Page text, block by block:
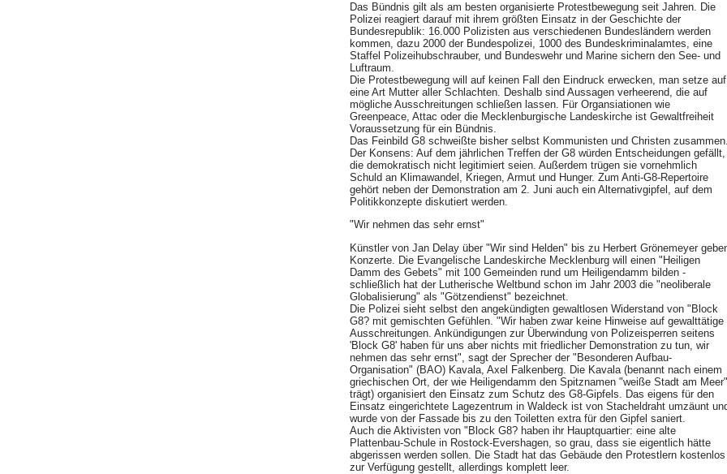
Das Bündnis gilt als am besten organisierte Protestbewegung seit Jahren. Die
Polizei reagiert darauf mit ihrem größten Einsatz in der Geschichte der
Bundesrepublik: 16.000 Polizisten aus verschiedenen Bundesländern werden
kommen, dazu 2000 der Bundespolizei, 1000 des Bundeskriminalamtes, eine
Staffel Polizeihubschrauber, und Bundeswehr und Marine sichern den See- und
Luftraum.
Die Protestbewegung will auf keinen Fall den Eindruck erwecken, man setze auf
eine Art Mutter aller Schlachten. Deshalb sind Aussagen verheerend, die auf
mögliche Ausschreitungen schließen lassen. Für Organsiationen wie
Greenpeace, Attac oder die Mecklenburgische Landeskirche ist Gewaltfreiheit
Voraussetzung für ein Bündnis.
Das Feinbild G8 schweißte bisher selbst Kommunisten und Christen zusammen.
Der Konsens: Auf dem jährlichen Treffen der G8 würden Entscheidungen gefällt,
die demokratisch nicht legitimiert seien. Außerdem trügen sie vornehmlich
Schuld an Klimawandel, Kriegen, Armut und Hunger. Zum Anti-G8-Repertoire
gehört neben der Demonstration am 2. Juni auch ein Alternativgipfel, auf dem
Politikkonzepte diskutiert werden.
"Wir nehmen das sehr ernst"
Künstler von Jan Delay über "Wir sind Helden" bis zu Herbert Grönemeyer
Konzerte. Die Evangelische Landeskirche Mecklenburg will einen "Heiligen
Damm des Gebets" mit 100 Gemeinden rund um Heiligendamm bilden -
schließlich hat der Lutherische Weltbund schon im Jahr 2003 die "neoliberale
Globalisierung" als "Götzendienst" bezeichnet.
Die Polizei sieht selbst den angekündigten gewaltlosen Widerstand von "Block
G8? mit gemischten Gefühlen. "Wir haben zwar keine Hinweise auf gewalttätige
Ausschreitungen. Ankündigungen zur Überwindung von Polizeisperren seitens
'Block G8' haben für uns aber nichts mit friedlicher Demonstration zu tun, wir
nehmen das sehr ernst", sagt der Sprecher der "Besonderen Aufbau-
Organisation" (BAO) Kavala, Axel Falkenberg. Die Kavala (benannt nach einem
griechischen Ort, der wie Heiligendamm den Spitznamen "weiße Stadt am Meer"
trägt) organisiert den Einsatz zum Schutz des G8-Gipfels. Das eigens für den
Einsatz eingerichtete Lagezentrum in Waldeck ist von Stacheldraht umzäunt
wurde von der Fassade bis zu den Toiletten extra für den Gipfel saniert.
Auch die Aktivisten von "Block G8? haben ihr Hauptquartier: eine alte
Plattenbau-Schule in Rostock-Evershagen, so grau, dass sie eigentlich hätte
abgerissen werden sollen. Die Stadt hat das Gebäude den Protestlern kostenlos
zur Verfügung gestellt, allerdings komplett leer.